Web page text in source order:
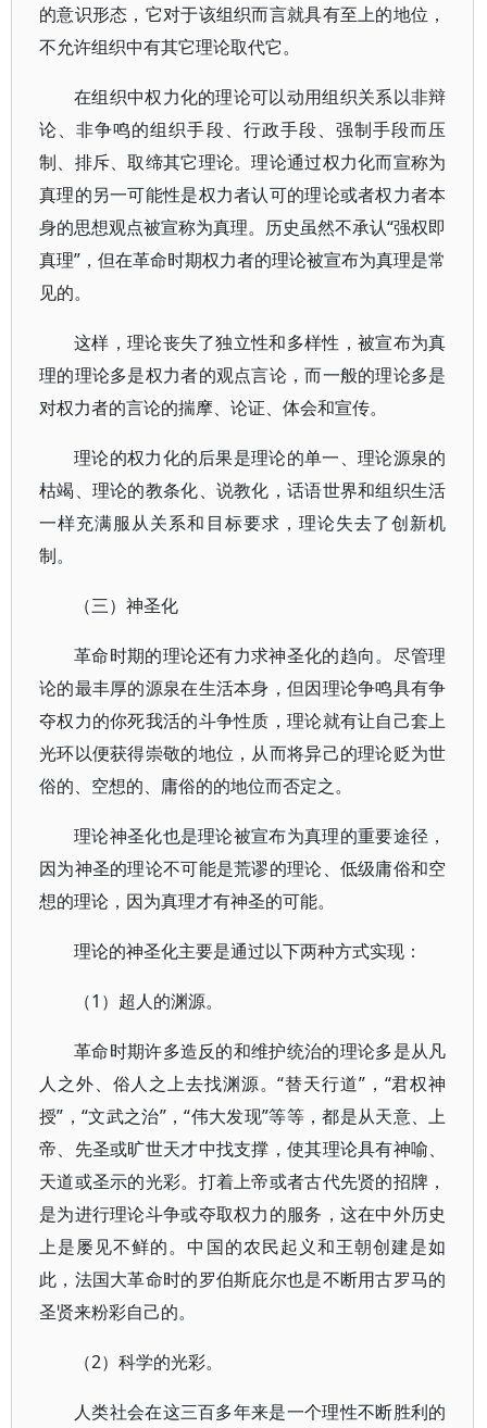
的意识形态，它对于该组织而言就具有至上的地位，
不允许组织中有其它理论取代它。
在组织中权力化的理论可以动用组织关系以非辩
论、非争鸣的组织手段、行政手段、强制手段而压
制、排斥、取缔其它理论。理论通过权力化而宣称为
真理的另一可能性是权力者认可的理论或者权力者本
身的思想观点被宣称为真理。历史虽然不承认“强权即
真理”，但在革命时期权力者的理论被宣布为真理是常
见的。
这样，理论丧失了独立性和多样性，被宣布为真
理的理论多是权力者的观点言论，而一般的理论多是
对权力者的言论的揣摩、论证、体会和宣传。
理论的权力化的后果是理论的单一、理论源泉的
枯竭、理论的教条化、说教化，话语世界和组织生活
一样充满服从关系和目标要求，理论失去了创新机
制。
（三）神圣化
革命时期的理论还有力求神圣化的趋向。尽管理
论的最丰厚的源泉在生活本身，但因理论争鸣具有争
夺权力的你死我活的斗争性质，理论就有让自己套上
光环以便获得崇敬的地位，从而将异己的理论贬为世
俗的、空想的、庸俗的的地位而否定之。
理论神圣化也是理论被宣布为真理的重要途径，
因为神圣的理论不可能是荒谬的理论、低级庸俗和空
想的理论，因为真理才有神圣的可能。
理论的神圣化主要是通过以下两种方式实现：
（1）超人的渊源。
革命时期许多造反的和维护统治的理论多是从凡
人之外、俗人之上去找渊源。“替天行道”，“君权神
授”，“文武之治”，“伟大发现”等等，都是从天意、上
帝、先圣或旷世天才中找支撑，使其理论具有神喻、
天道或圣示的光彩。打着上帝或者古代先贤的招牌，
是为进行理论斗争或夺取权力的服务，这在中外历史
上是屡见不鲜的。中国的农民起义和王朝创建是如
此，法国大革命时的罗伯斯庇尔也是不断用古罗马的
圣贤来粉彩自己的。
（2）科学的光彩。
人类社会在这三百多年来是一个理性不断胜利的